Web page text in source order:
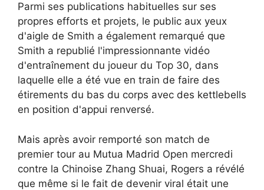
Parmi ses publications habituelles sur ses
propres efforts et projets, le public aux yeux
d'aigle de Smith a également remarqué que
Smith a republié l'impressionnante vidéo
d'entraînement du joueur du Top 30, dans
laquelle elle a été vue en train de faire des
étirements du bas du corps avec des kettlebells
en position d'appui renversé.
Mais après avoir remporté son match de
premier tour au Mutua Madrid Open mercredi
contre la Chinoise Zhang Shuai, Rogers a révélé
que même si le fait de devenir viral était une